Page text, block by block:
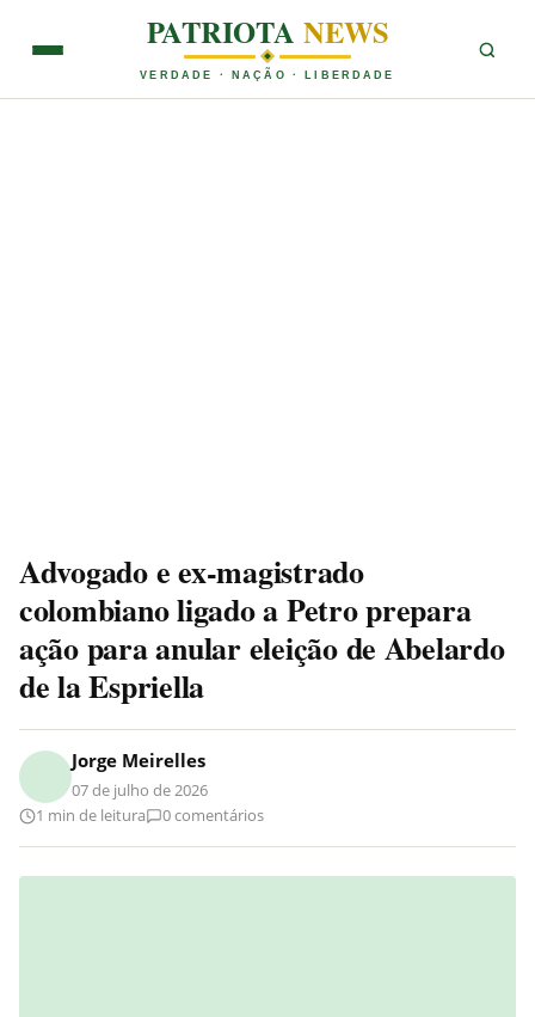
PATRIOTANEWS
VERDADE · NAÇÃO · LIBERDADE
Advogado e ex-magistrado
colombiano ligado a Petro prepara
ação para anular eleição de Abelardo
de la Espriella
Jorge Meirelles
07 de julho de 2026
1 min de leitura
0 comentários